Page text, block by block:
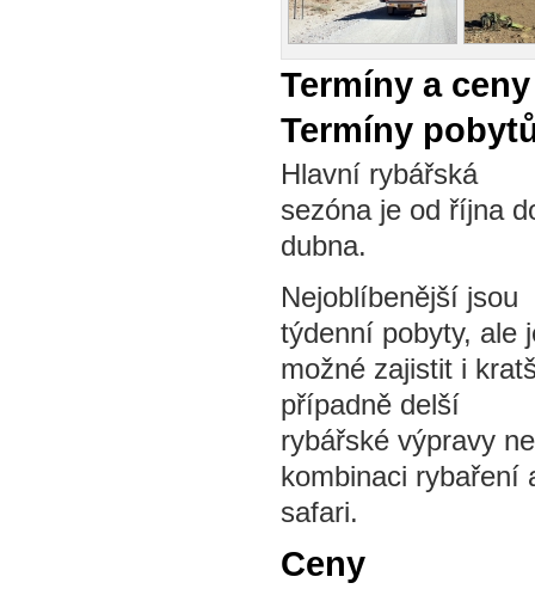
Termíny a ceny
Termíny
Hlavní rybářská
sezóna je od října
dubna.
Nejoblíbenější jsou
týdenní pobyty, ale
možné zajistit i
případně delší
rybářské výpravy
kombinaci rybaření
safari.
Ceny